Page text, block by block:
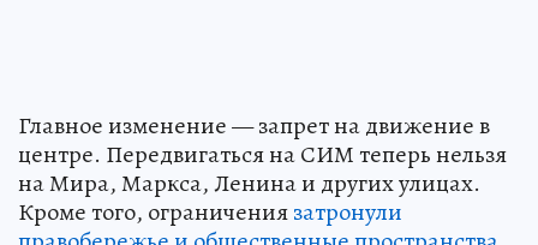
Главное изменение — запрет на движение в
центре. Передвигаться на СИМ теперь нельзя
на Мира, Маркса, Ленина и других улицах.
Кроме того, ограничениязатронули